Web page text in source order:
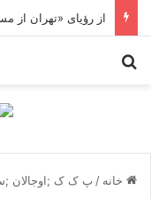
خانه / پ ک ک ;اوجالان